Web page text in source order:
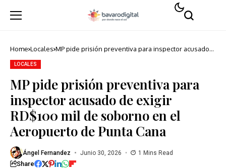
Home Locales MP pide prisión preventiva para inspector acusado
LOCALES
MP pide prisión preventiva para
inspector acusado de exigir
RD$100 mil de soborno en el
Aeropuerto de Punta Cana
Ángel Fernandez Junio 30, 2026 1 Mins Read
Share